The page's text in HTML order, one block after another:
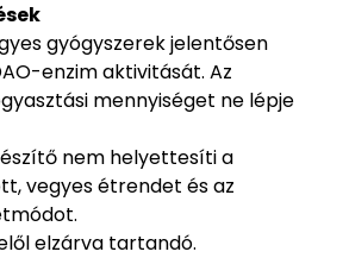
gyógyszerek jelentősen
enzim aktivitását. Az
mennyiséget ne lépje
nem helyettesíti a
vegyes étrendet és az
elzárva tartandó.